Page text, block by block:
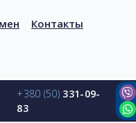
Контакты
+380 (50) 331-09-
83